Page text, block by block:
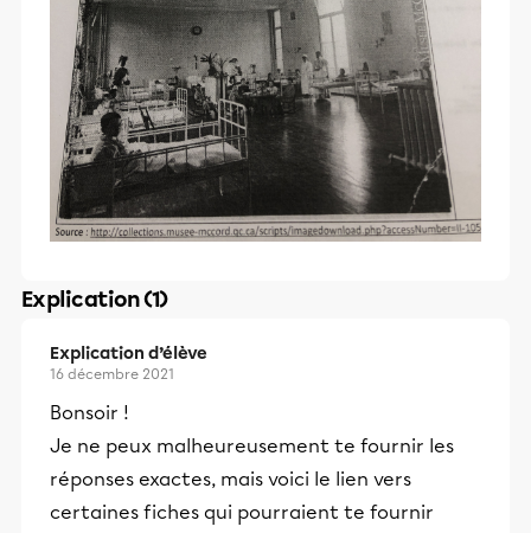
Explication (1)
Explication d’élève
16 décembre 2021
Bonsoir !
Je ne peux malheureusement te fournir les
réponses exactes, mais voici le lien vers
certaines fiches qui pourraient te fournir